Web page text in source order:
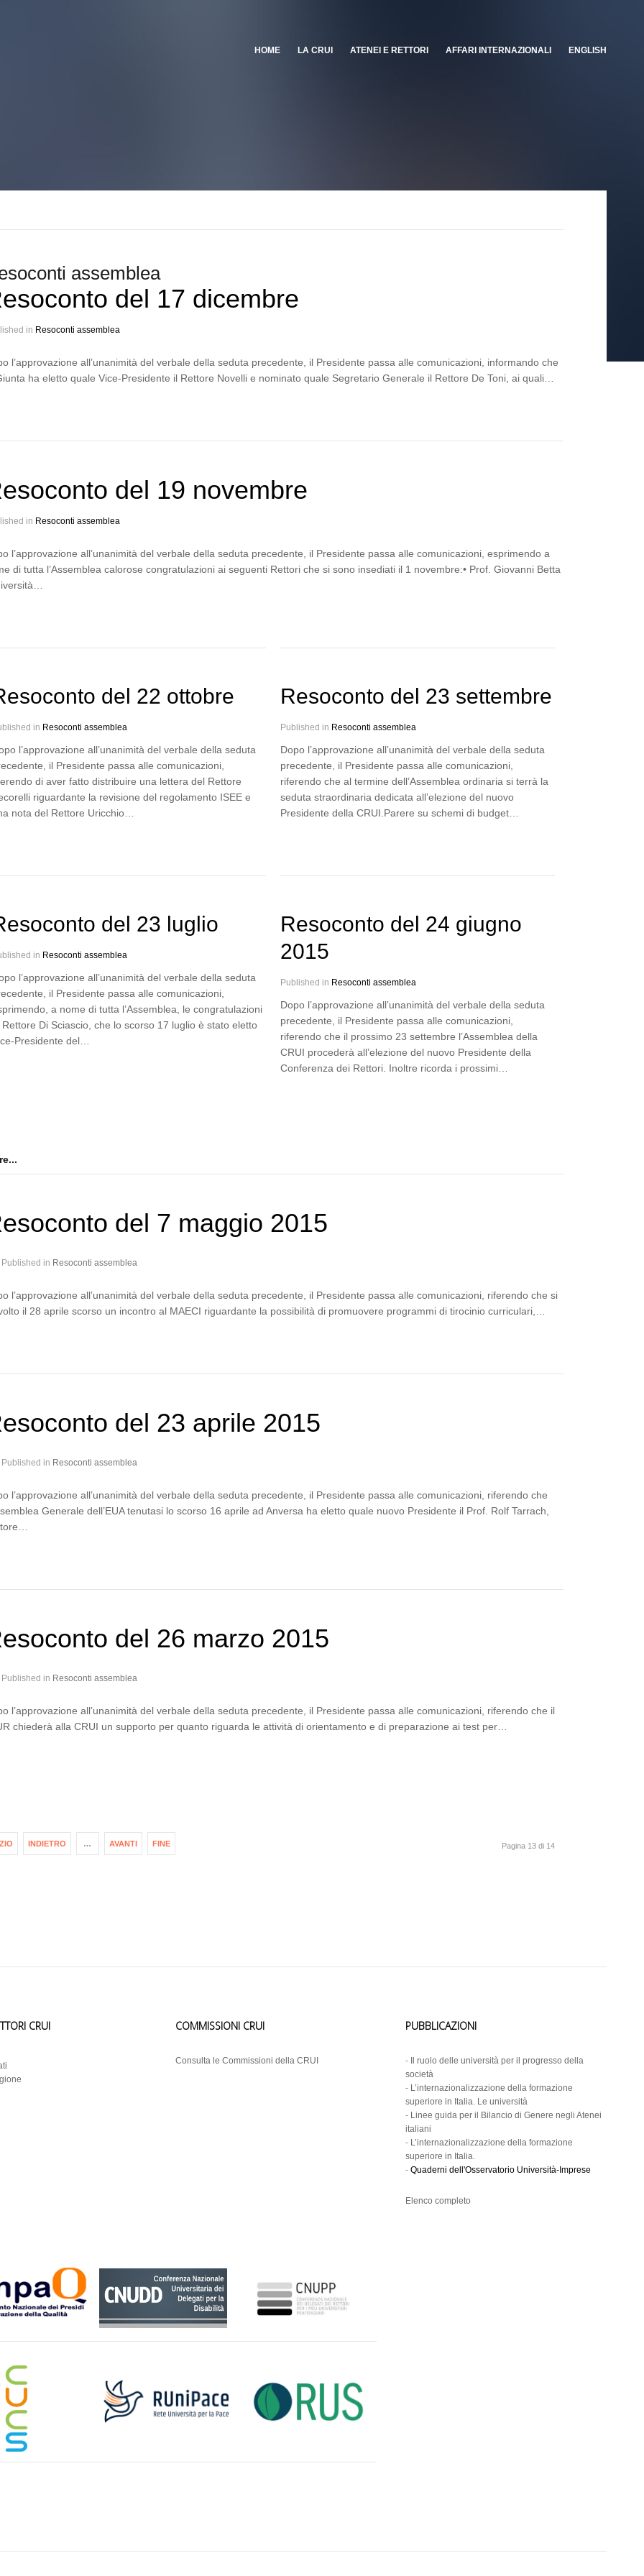
HOME LA CRUI ATENEI E RETTORI AFFARI INTERNAZIONALI ENGLISH
assemblea
del 17 dicembre
in Resoconti assemblea
l’approvazione all’unanimità del verbale della seduta precedente, il Presidente passa alle comunicazioni, informando che
ha eletto quale Vice-Presidente il Rettore Novelli e nominato quale Segretario Generale il Rettore De Toni, ai quali…
del 19 novembre
in Resoconti assemblea
l’approvazione all’unanimità del verbale della seduta precedente, il Presidente passa alle comunicazioni, esprimendo a
di tutta l’Assemblea calorose congratulazioni ai seguenti Rettori che si sono insediati il 1 novembre:• Prof. Giovanni Betta
del 22 ottobre
in Resoconti assemblea
l’approvazione all’unanimità del verbale della seduta
il Presidente passa alle comunicazioni,
di aver fatto distribuire una lettera del Rettore
riguardante la revisione del regolamento ISEE e
nota del Rettore Uricchio…
Resoconto del 23 settembre
Published in Resoconti assemblea
Dopo l’approvazione all’unanimità del verbale della seduta
precedente, il Presidente passa alle comunicazioni,
riferendo che al termine dell’Assemblea ordinaria si terrà la
seduta straordinaria dedicata all’elezione del nuovo
Presidente della CRUI.Parere su schemi di budget…
del 23 luglio
in Resoconti assemblea
l’approvazione all’unanimità del verbale della seduta
il Presidente passa alle comunicazioni,
a nome di tutta l’Assemblea, le congratulazioni
Rettore Di Sciascio, che lo scorso 17 luglio è stato eletto
Presidente del…
Resoconto del 24 giugno
2015
Published in Resoconti assemblea
Dopo l’approvazione all’unanimità del verbale della seduta
precedente, il Presidente passa alle comunicazioni,
riferendo che il prossimo 23 settembre l’Assemblea della
CRUI procederà all’elezione del nuovo Presidente della
Conferenza dei Rettori. Inoltre ricorda i prossimi…
del 7 maggio 2015
Published in Resoconti assemblea
l’approvazione all’unanimità del verbale della seduta precedente, il Presidente passa alle comunicazioni, riferendo che si
il 28 aprile scorso un incontro al MAECI riguardante la possibilità di promuovere programmi di tirocinio curriculari,…
del 23 aprile 2015
Published in Resoconti assemblea
l’approvazione all’unanimità del verbale della seduta precedente, il Presidente passa alle comunicazioni, riferendo che
Generale dell’EUA tenutasi lo scorso 16 aprile ad Anversa ha eletto quale nuovo Presidente il Prof. Rolf Tarrach,
del 26 marzo 2015
Published in Resoconti assemblea
l’approvazione all’unanimità del verbale della seduta precedente, il Presidente passa alle comunicazioni, riferendo che il
chiederà alla CRUI un supporto per quanto riguarda le attività di orientamento e di preparazione ai test per…
INDIETRO … AVANTI FINE Pagina 13 di 14
CRUI COMMISSIONI CRUI
Consulta le Commissioni della CRUI
PUBBLICAZIONI
-
Il ruolo delle università per il progresso della
società
- L’internazionalizzazione della formazione
superiore in Italia. Le università
- Linee guida per il Bilancio di Genere negli Atenei
italiani
- L’internazionalizzazione della formazione
superiore in Italia.
- Quaderni dell'Osservatorio Università-Imprese
Elenco completo